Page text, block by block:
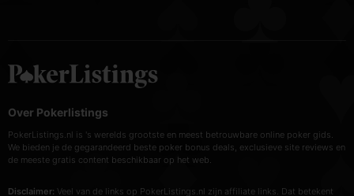
Over Pokerlistings
PokerListings.nl is 's werelds grootste en meest betrouwbare online poker gids.
We bieden je de gegarandeerd beste poker bonus deals, exclusieve site reviews en
de meeste gratis content beschikbaar op het web.
Disclaimer: Veel van de links op PokerListings.nl zijn affiliate links. Dat betekent